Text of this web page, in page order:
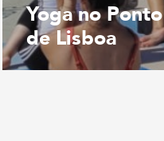
Yoga no
de Lisboa